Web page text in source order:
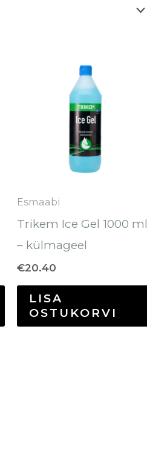
Esmaabi
Trikem Ice Gel 1000 ml
– külmageel
€20.40
LISA
OSTUKORVI